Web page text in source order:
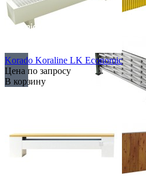
Korado Koraline LK Economic
Цена по запросу
В корзину